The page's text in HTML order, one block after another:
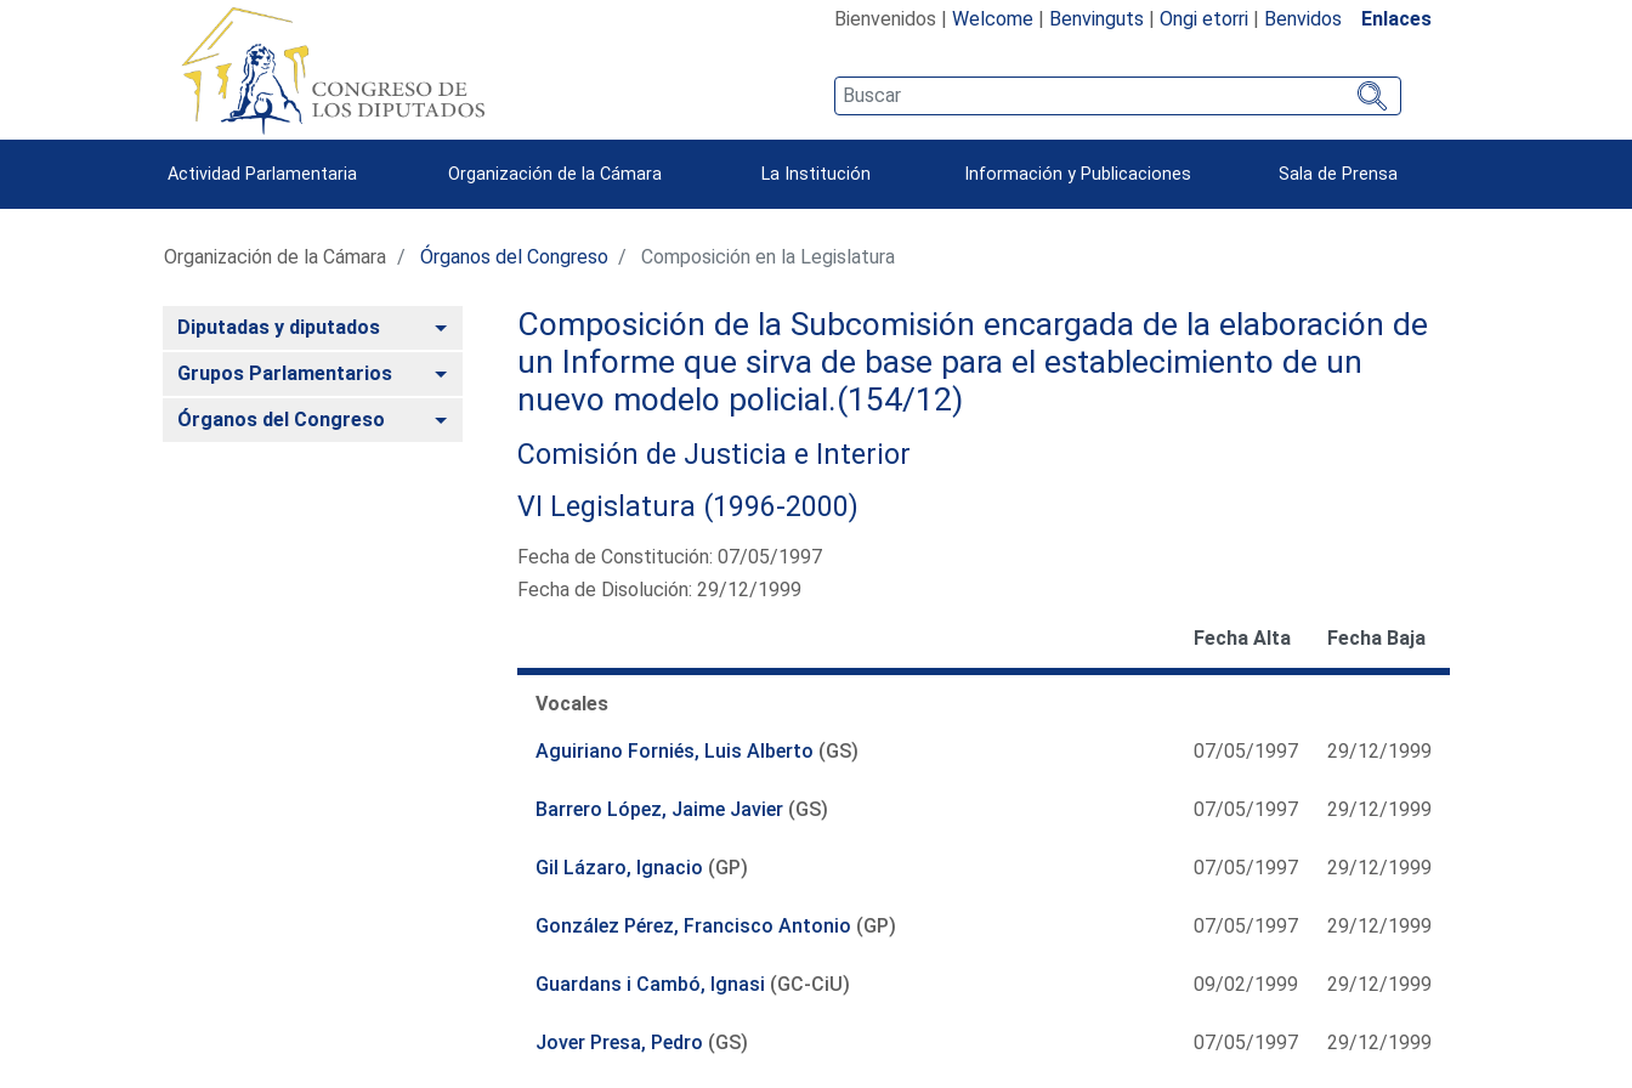
Bienvenidos | Welcome| Benvinguts | Ongi etorri| Benvidos Enlaces
Actividad Parlamentaria Organización de la Cámara La Institución Información y Publicaciones Sala de Prensa
Organización de la Cámara Órganos del Congreso Composición en la Legislatura
Diputadas y diputados Alternar
Grupos Parlamentarios Alternar
Órganos del Congreso Alternar
Composición de la Subcomisión encargada de la elaboración de
un Informe que sirva de base para el establecimiento de un
nuevo modelo policial.(154/12)
Comisión de Justicia e Interior
VI Legislatura (1996-2000)
Fecha de Constitución: 07/05/1997
Fecha de Disolución: 29/12/1999
Fecha Alta Fecha Baja
Vocales
Aguiriano Forniés, Luis Alberto (GS) 07/05/1997 29/12/1999
Barrero López, Jaime Javier(GS) 07/05/1997 29/12/1999
Gil Lázaro, Ignacio (GP) 07/05/1997 29/12/1999
González Pérez, Francisco Antonio (GP) 07/05/1997 29/12/1999
Guardans i Cambó, Ignasi (GC-CiU) 09/02/1999 29/12/1999
Jover Presa, Pedro (GS) 07/05/1997 29/12/1999